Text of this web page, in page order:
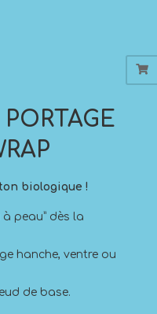
biologique !
peau” dès la
hanche, ventre ou
de base.